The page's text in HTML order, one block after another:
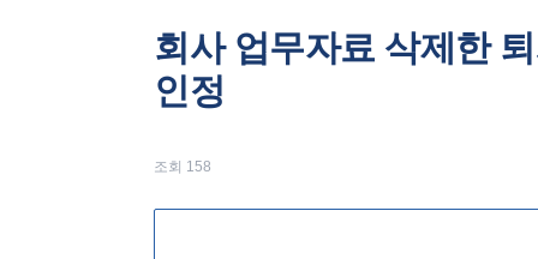
회사 업무자료 삭제한
인정
조회 158